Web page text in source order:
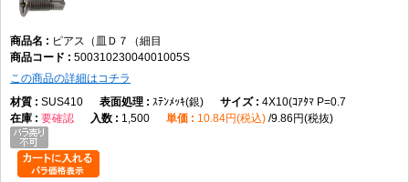
ピアス（皿Ｄ７（細目
50031023004001005S
この商品の詳細はコチラ
SUS410
ｽﾃﾝﾒｯｷ(銀)
4X10(ｺｱﾀﾏ P=0.7
要確認
1,500 10.84円(税込) 9.86円(税抜)